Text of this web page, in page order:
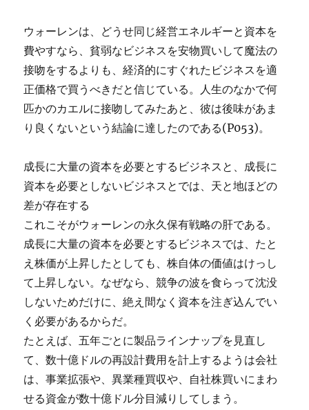
ウォーレンは、どうせ同じ経営エネルギーと資本を
費やすなら、貧弱なビジネスを安物買いして魔法の
接吻をするよりも、経済的にすぐれたビジネスを適
正価格で買うべきだと信じている。人生のなかで何
匹かのカエルに接吻してみたあと、彼は後味があま
り良くないという結論に達したのである(P053)。
成長に大量の資本を必要とするビジネスと、成長に
資本を必要としないビジネスとでは、天と地ほどの
差が存在する
これこそがウォーレンの永久保有戦略の肝である。
成長に大量の資本を必要とするビジネスでは、たと
え株価が上昇したとしても、株自体の価値はけっし
て上昇しない。なぜなら、競争の波を食らって沈没
しないためだけに、絶え間なく資本を注ぎ込んでい
く必要があるからだ。
たとえば、五年ごとに製品ラインナップを見直し
て、数十億ドルの再設計費用を計上するようは会社
は、事業拡張や、異業種買収や、自社株買いにまわ
せる資金が数十億ドル分目減りしてしまう。